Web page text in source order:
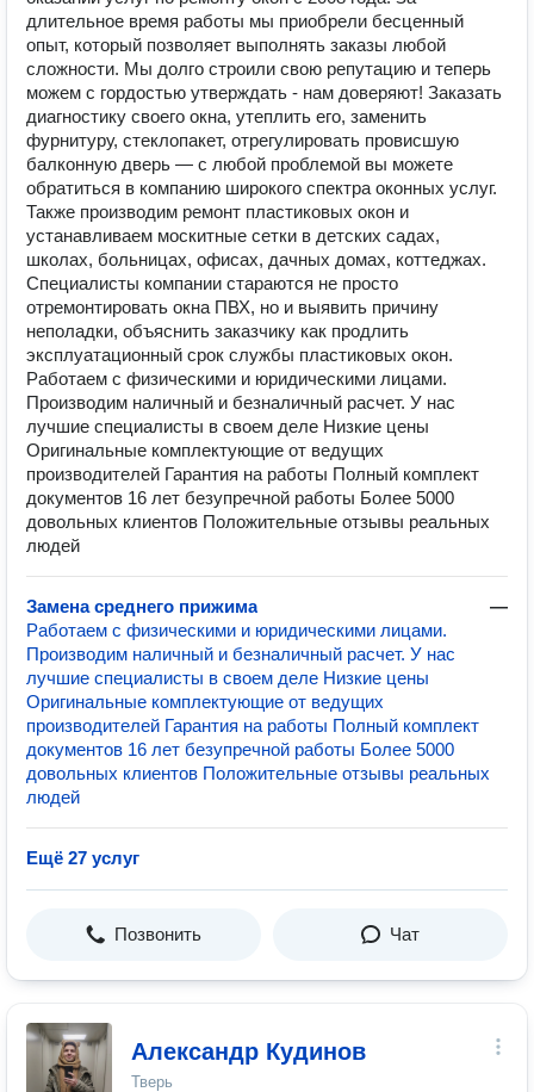
длительное время работы мы приобрели бесценный
опыт, который позволяет выполнять заказы любой
сложности. Мы долго строили свою репутацию и теперь
можем с гордостью утверждать - нам доверяют! Заказать
диагностику своего окна, утеплить его, заменить
фурнитуру, стеклопакет, отрегулировать провисшую
балконную дверь — с любой проблемой вы можете
обратиться в компанию широкого спектра оконных услуг.
Также производим ремонт пластиковых окон и
устанавливаем москитные сетки в детских садах,
школах, больницах, офисах, дачных домах, коттеджах.
Специалисты компании стараются не просто
отремонтировать окна ПВХ, но и выявить причину
неполадки, объяснить заказчику как продлить
эксплуатационный срок службы пластиковых окон.
Работаем с физическими и юридическими лицами.
Производим наличный и безналичный расчет. У нас
лучшие специалисты в своем деле Низкие цены
Оригинальные комплектующие от ведущих
производителей Гарантия на работы Полный комплект
документов 16 лет безупречной работы Более 5000
довольных клиентов Положительные отзывы реальных
людей
Замена среднего прижима
—
Работаем с физическими и юридическими лицами.
Производим наличный и безналичный расчет. У нас
лучшие специалисты в своем деле Низкие цены
Оригинальные комплектующие от ведущих
производителей Гарантия на работы Полный комплект
документов 16 лет безупречной работы Более 5000
довольных клиентов Положительные отзывы реальных
людей
Ещё 27 услуг
Позвонить Чат
Александр Кудинов
Тверь